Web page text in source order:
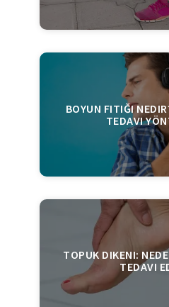
BOYUN FITIĞI
TEDAVI
TOPUK DIKENI:
TEDAVI